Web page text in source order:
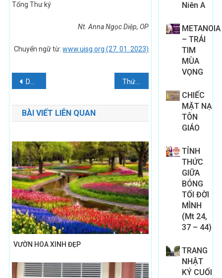
Tổng Thư ký
Nt. Anna Ngọc Diệp, OP
Chuyển ngữ từ:www.uisg.org (27. 01. 2023)
Điều
hướng
bài
viết
Dư âm của khóa học
BÀI VIẾT LIÊN QUAN
VƯỜN HOA XINH ĐẸP
Niên A
METANOIA
– TRÁI
TIM
MÙA
VỌNG
CHIẾC
MẶT NẠ
TÔN
GIÁO
TỈNH
THỨC
GIỮA
BÓNG
TỐI ĐỜI
MÌNH
(Mt 24,
37 – 44)
TRANG
NHẬT
KÝ CUỐI